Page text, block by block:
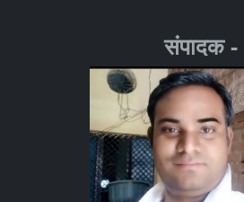
संपादक -